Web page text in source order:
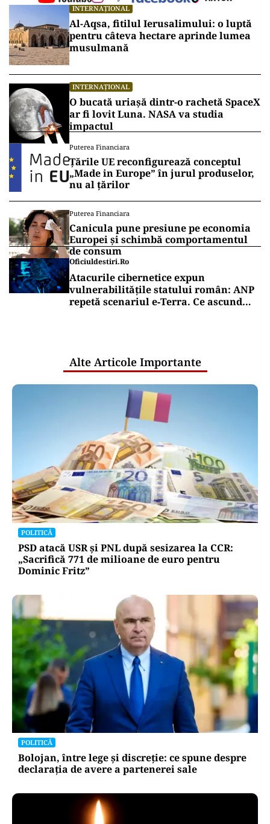
INTERNAȚIONAL
Al-Aqsa, fitilul Ierusalimului: o luptă
pentru câteva hectare aprinde lumea
musulmană
INTERNAȚIONAL
O bucată uriașă dintr-o rachetă SpaceX
ar fi lovit Luna. NASA va studia
impactul
Puterea Financiara
Țările UE reconfigurează conceptul
„Made in Europe” în jurul produselor,
nu al țărilor
Puterea Financiara
Canicula pune presiune pe economia
Europei și schimbă comportamentul
de consum
Oficiuldestiri.ro
Atacurile cibernetice expun
vulnerabilitățile statului român: ANP
repetă scenariul e‑Terra. Ce ascund
Alte Articole Importante
POLITICĂ
PSD atacă USR și PNL după sesizarea la CCR:
„Sacrifică 771 de milioane de euro pentru
Dominic Fritz”
POLITICĂ
Bolojan, între lege și discreție: ce spune despre
declarația de avere a partenerei sale